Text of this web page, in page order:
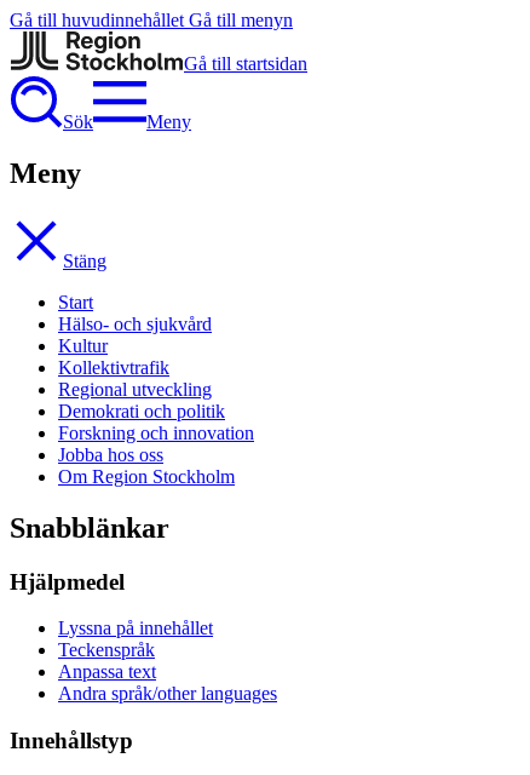
Gå till huvudinnehållet Gå till menyn
Gå till startsidan
Sök Meny
Meny
Stäng
Start
Hälso- och sjukvård
Kultur
Kollektivtrafik
Regional utveckling
Demokrati och politik
Forskning och innovation
Jobba hos oss
Om Region Stockholm
Snabblänkar
Hjälpmedel
Lyssna på innehållet
Teckenspråk
Anpassa text
Andra språk/other languages
Innehållstyp